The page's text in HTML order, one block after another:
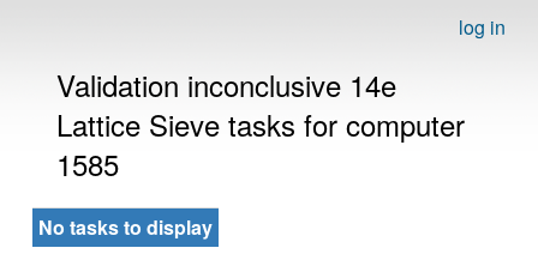
log in
Validation inconclusive 14e
Lattice Sieve tasks for computer
1585
No tasks to display